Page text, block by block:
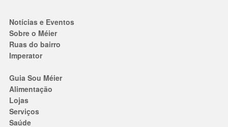
Notícias e Eventos
Sobre o Méier
Ruas do bairro
Imperator
Guia Sou Méier
Alimentação
Lojas
Serviços
Saúde